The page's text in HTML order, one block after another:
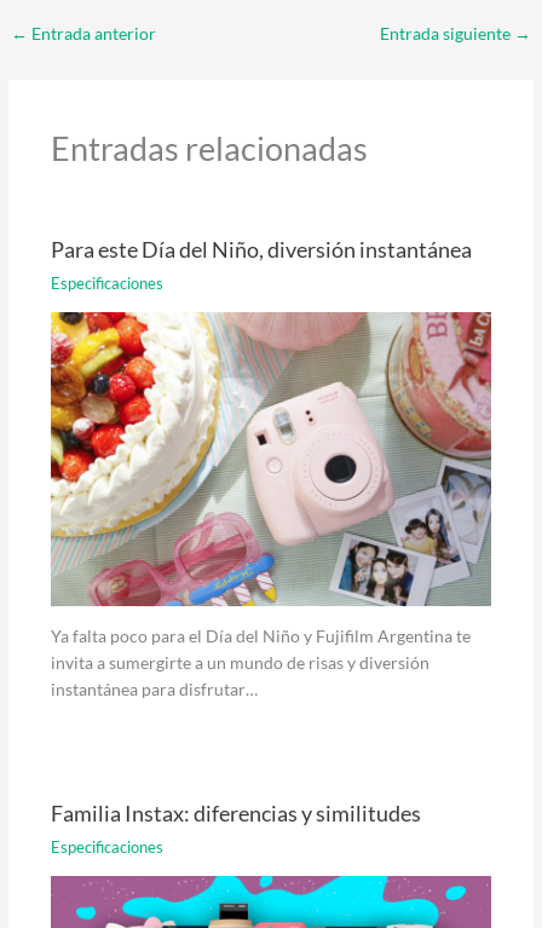
← Entrada anterior Entrada siguiente →
Entradas relacionadas
Para este Día del Niño, diversión instantánea
Especificaciones
Ya falta poco para el Día del Niño y Fujifilm Argentina te
invita a sumergirte a un mundo de risas y diversión
instantánea para disfrutar…
Familia Instax: diferencias y similitudes
Especificaciones